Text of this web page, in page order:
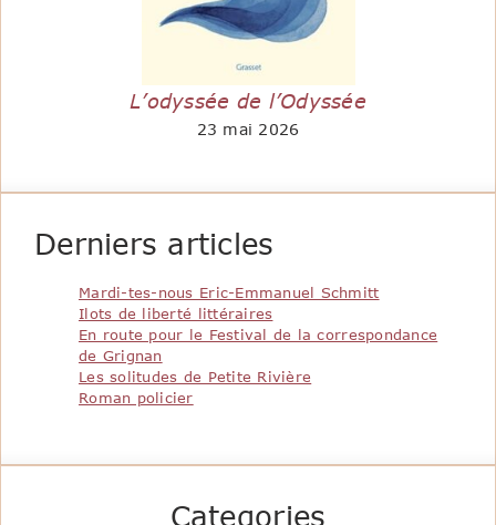
L’odyssée de l’Odyssée
23 mai 2026
Derniers articles
Mardi-tes-nous Eric-Emmanuel Schmitt
Ilots de liberté littéraires
En route pour le Festival de la correspondance
de Grignan
Les solitudes de Petite Rivière
Roman policier
Categories